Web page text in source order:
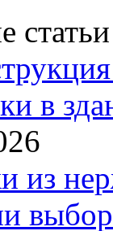
статьи
в
из